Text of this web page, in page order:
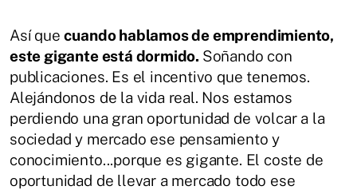
Así quecuando hablamos de emprendimiento,
este gigante está dormido. Soñando con
publicaciones. Es el incentivo que tenemos.
Alejándonos de la vida real. Nos estamos
perdiendo una gran oportunidad de volcar a la
sociedad y mercado ese pensamiento y
conocimiento...porque es gigante. El coste de
oportunidad de llevar a mercado todo ese